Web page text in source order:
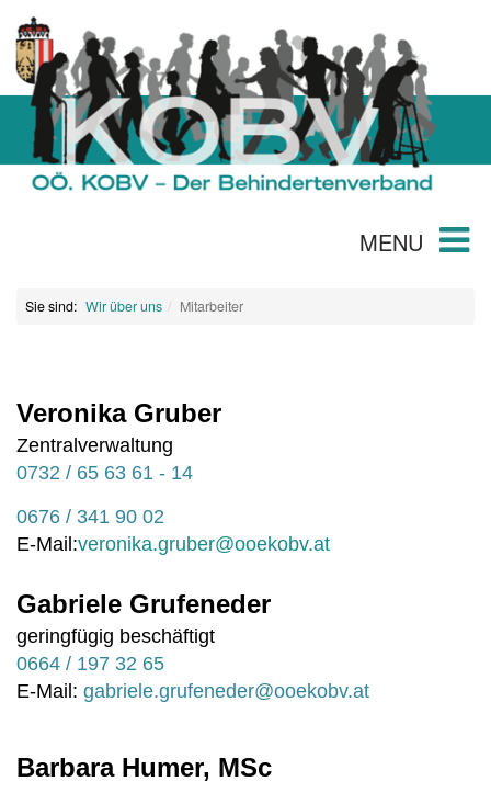
MENU
Sie sind: Wir über uns Mitarbeiter
Veronika Gruber
Zentralverwaltung
0732 / 65 63 61 - 14
0676 / 341 90 02
E-Mail:veronika.gruber@ooekobv.at
Gabriele Grufeneder
geringfügig beschäftigt
0664 / 197 32 65
E-Mail: gabriele.grufeneder@ooekobv.at
Barbara Humer, MSc